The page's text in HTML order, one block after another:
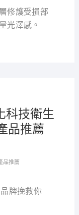
修護受損部
光澤感。
科技衛生
品推薦
品推薦
牌挽救你